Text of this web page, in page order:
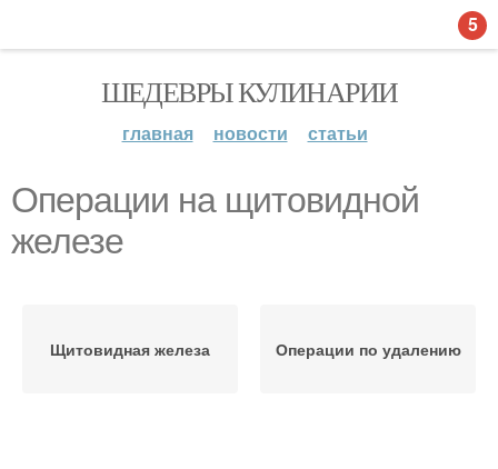
ШЕДЕВРЫ КУЛИНАРИИ
главная новости статьи
Операции на щитовидной
железе
Щитовидная железа Операции по удалению
5